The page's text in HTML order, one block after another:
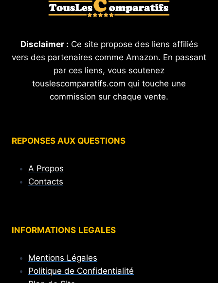
Disclaimer : Ce site propose des liens affiliés
vers des partenaires comme Amazon. En passant
par ces liens, vous soutenez
touslescomparatifs.com qui touche une
commission sur chaque vente.
REPONSES AUX QUESTIONS
A Propos
Contacts
INFORMATIONS LEGALES
Mentions Légales
Politique de Confidentialité